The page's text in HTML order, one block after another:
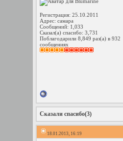
Регистрация: 25.10.2011
Адрес: самара
Сообщений: 1,033
Сказал(а) спасибо: 3,731
Поблагодарили 8,849 раз(а) в 932
сообщениях
Сказали спасибо(3)
18.01.2013, 16:19